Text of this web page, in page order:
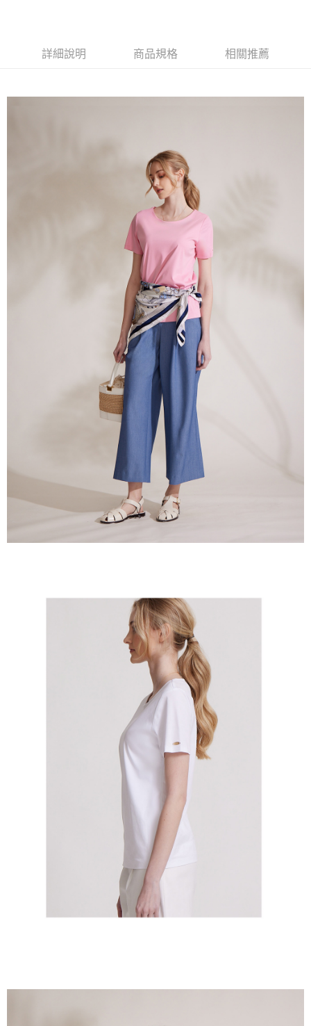
１．簡單：不需註冊會員、不需綁卡、不需儲值。
２．便利：只要手機號碼，簡訊認證，即可結帳。
【「AFTEE先享後付」結帳流程】
ATM／網路銀行／等多元方式進行付款，方視為交易完成。
※ 請注意：結帳手續完成當下不需立刻繳費，但若您需要取消訂單，請聯絡
購買商品的店家。未經商家同意取消之訂單仍視為有效，需透過AFTEE先享
※ 交易是否成功請以「AFTEE先享後付 」之結帳頁面顯示為準，若有關於
是否繳費成功／繳費後需取消欲退款等相關疑問，請聯繫「AFTEE先享後付
https://netprotections.freshdesk.com/support/home
１．透過由恩沛科技股份有限公司提供之「AFTEE先享後付」服務完成之交
易，需依本服務之必要範圍內提供個人資料，並將交易相關給付款項請求債
權轉讓予恩沛科技股份有限公司。
２．關於個人資料處理事宜，請瀏覽以下網址：
https://aftee.tw/terms/#terms3
３．未成年的使用者請事先徵得法定代理人或監護人之同意方可使用
「AFTEE先享後付」，若未經同意申辦者引起之損失，本公司不負相關責
４．使用「AFTEE先享後付」時，將依據個別帳號之用戶狀況，依本公司即
時審查核予不同之上限額度；若仍有額度不足之情形，本公司將視審查結果
請求用戶進行身份認證。
５．嚴禁一人註冊多個帳號或使用他人資訊註冊。若發現惡意使用之情形，
恩沛科技股份有限公司將有權停止該用戶之使用額度並採取法律行動。
全家--滿2000元免運
付款後全家取貨---滿2000元免運
每筆NT$60，滿NT$2,000(含以上)免運費
付款後7-11取貨---滿2000元免運
每筆NT$60，滿NT$2,000(含以上)免運費
每筆NT$120，滿NT$2,000(含以上)免運費
詳細說明 商品規格 相關推薦